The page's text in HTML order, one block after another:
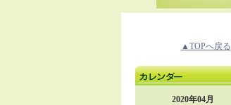
▲TOPへ戻る
2020年04月